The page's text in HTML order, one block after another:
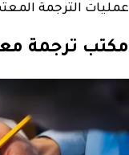
عمليات الترجمة
مكتب ترجمة